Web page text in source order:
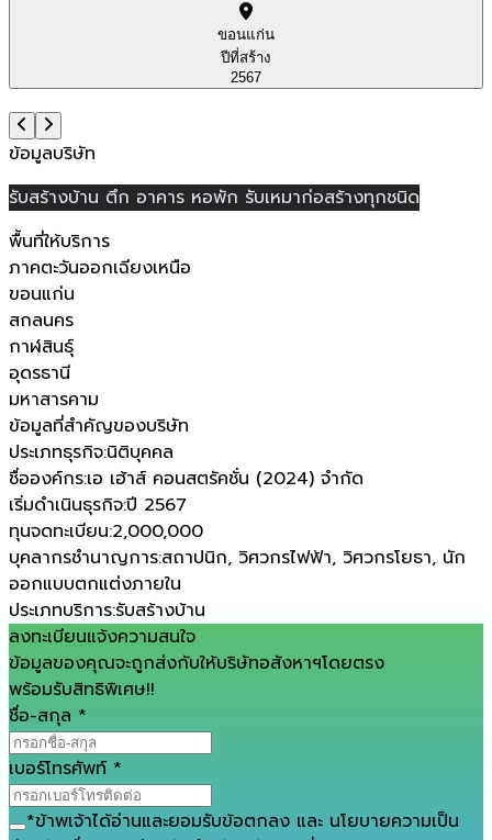
ขอนแก่น
ปีที่สร้าง
2567
ข้อมูลบริษัท
รับสร้างบ้าน ตึก อาคาร หอพัก รับเหมาก่อสร้างทุกชนิด
พื้นที่ให้บริการ
ภาคตะวันออกเฉียงเหนือ
ขอนแก่น
สกลนคร
กาฬสินธุ์
อุดรธานี
มหาสารคาม
ข้อมูลที่สำคัญของบริษัท
ประเภทธุรกิจ:นิติบุคคล
ชื่อองค์กร:เอ เฮ้าส์ คอนสตรัคชั่น (2024) จำกัด
เริ่มดำเนินธุรกิจ:ปี 2567
ทุนจดทะเบียน:2,000,000
บุคลากรชำนาญการ:สถาปนิก, วิศวกรไฟฟ้า, วิศวกรโยธา, นัก
ออกแบบตกแต่งภายใน
ประเภทบริการ:รับสร้างบ้าน
ลงทะเบียนแจ้งความสนใจ
ข้อมูลของคุณจะถูกส่งกับให้บริษัทอสังหาฯโดยตรง
พร้อมรับสิทธิพิเศษ!!
ชื่อ-สกุล *
เบอร์โทรศัพท์ *
*ข้าพเจ้าได้อ่านและยอมรับข้อตกลง และ นโยบายความเป็น